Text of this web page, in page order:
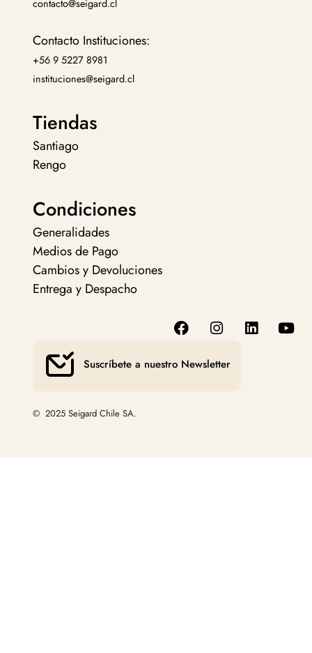
contacto@seigard.cl
Contacto Instituciones:
+56 9 5227 8981
instituciones@seigard.cl
Tiendas
Santiago
Rengo
Condiciones
Generalidades
Medios de Pago
Cambios y Devoluciones
Entrega y Despacho
Suscríbete a nuestro Newsletter
© 2025 Seigard Chile SA.